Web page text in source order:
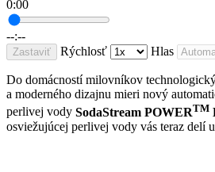
0:00
--:--
Zastaviť Rýchlosť Hlas
Do domácností milovníkov
a moderného dizajnu mieri nový
perlivej vody SodaStream POWERTM
osviežujúcej perlivej vody vás teraz delí